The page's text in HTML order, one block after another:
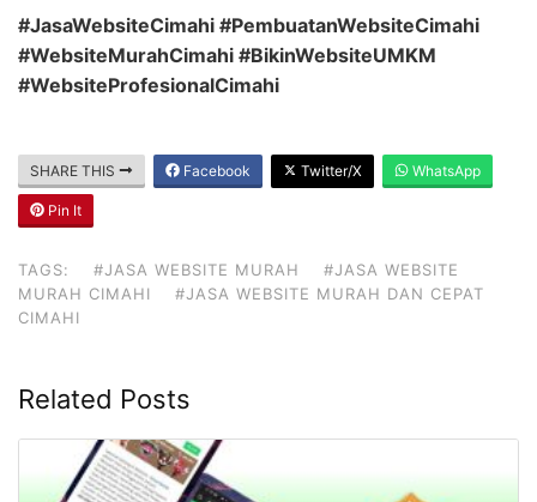
#JasaWebsiteCimahi #PembuatanWebsiteCimahi
#WebsiteMurahCimahi #BikinWebsiteUMKM
#WebsiteProfesionalCimahi
SHARE THIS Facebook Twitter/X WhatsApp
Pin It
TAGS: #JASA WEBSITE MURAH
#JASA WEBSITE
MURAH CIMAHI
#JASA WEBSITE MURAH DAN CEPAT
CIMAHI
Related Posts